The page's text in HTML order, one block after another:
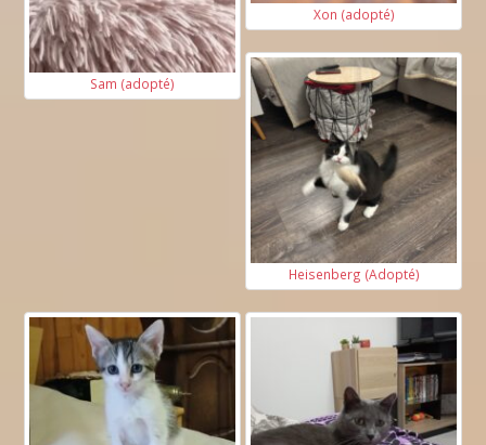
Sam (adopté)
Xon (adopté)
Heisenberg (Adopté)